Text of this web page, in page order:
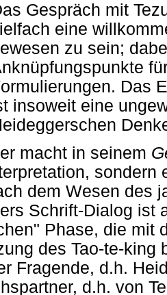
Gespräch mit
eine
zu sein;
Das
insoweit eine
macht in seinem
sondern
dem Wesen des
Schrift-Dialog ist
Phase, die mit
des Tao-te-king
Fragende, d.h.
d.h. von